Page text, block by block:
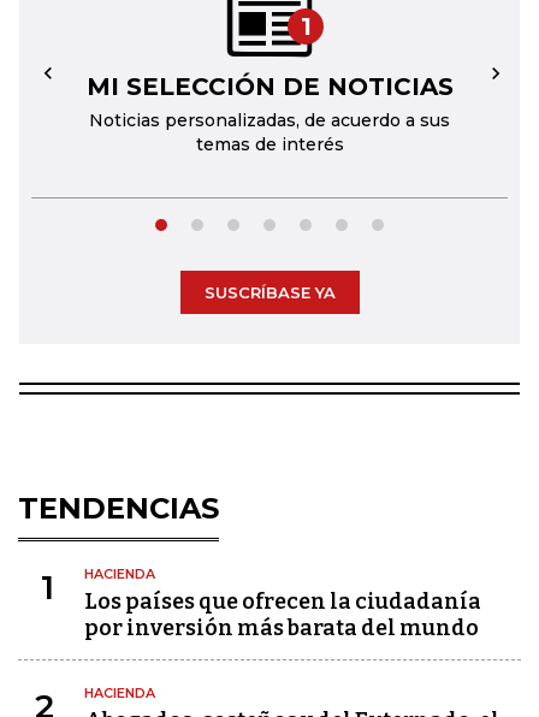
1
MI SELECCIÓN DE NOTICIAS
Noticias personalizadas, de acuerdo a sus
temas de interés
← →
SUSCRÍBASE YA
TENDENCIAS
1 HACIENDA
Los países que ofrecen la ciudadanía
por inversión más barata del mundo
2 HACIENDA